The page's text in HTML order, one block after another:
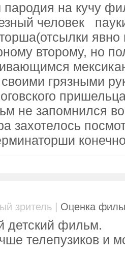
на кучу
человек
явно
второму, но
грязными
не запомнился
захотелось
зритель | Оценка
детский фильм.
телепузиков и